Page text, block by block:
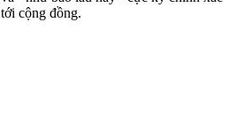
tới cộng đồng.